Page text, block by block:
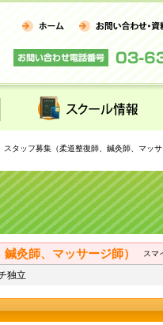
タッフ募集（柔道整復師、鍼灸師、マッサ
灸師、マッサージ師） スマ
独立